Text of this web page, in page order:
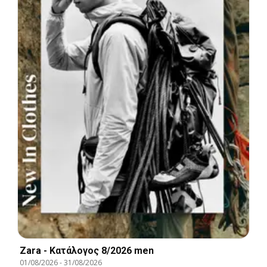
Zara - Kατάλογος 8/2026 men
01/08/2026-31/08/2026